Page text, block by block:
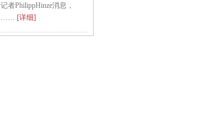
记者PhilippHinze消息，
…… [详细]